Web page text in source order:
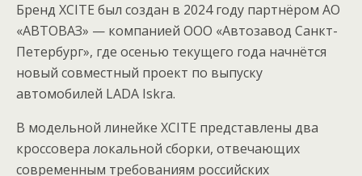
Бренд XCITE был создан в 2024 году партнёром АО
«АВТОВАЗ» — компанией ООО «Автозавод Санкт-
Петербург», где осенью текущего года начнётся
новый совместный проект по выпуску
автомобилей LADA Iskra.
В модельной линейке XCITE представлены два
кроссовера локальной сборки, отвечающих
современным требованиям российских